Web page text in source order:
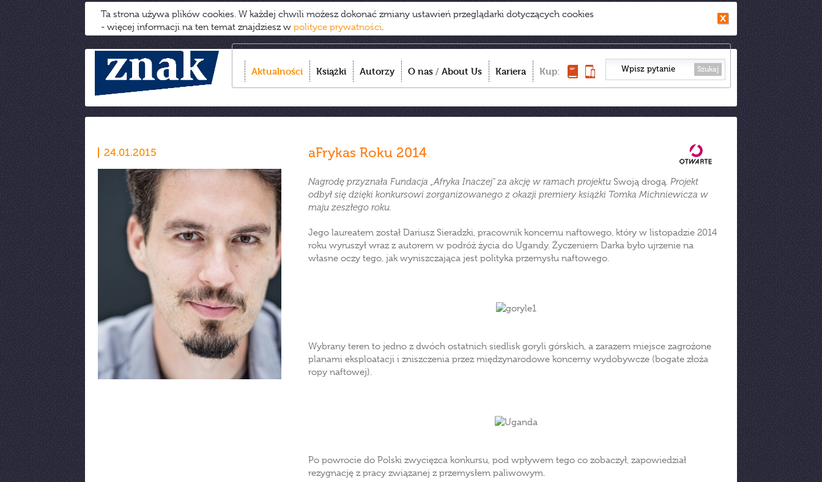
Ta strona używa plików cookies. W każdej chwili możesz dokonać zmiany ustawień przeglądarki dotyczących cookies
- więcej informacji na ten temat znajdziesz w polityce prywatności.
Aktualności Książki Autorzy O nas / About Us Kariera Kup: Szukaj
24.01.2015 aFrykas Roku 2014
Nagrodę przyznała Fundacja „Afryka Inaczej" za akcję w ramach projektu Swoją drogą. Projekt
odbył się dzięki konkursowi zorganizowanego z okazji premiery książki Tomka Michniewicza w
maju zeszłego roku.
Jego laureatem został Dariusz Sieradzki, pracownik koncernu naftowego, który w listopadzie 2014
roku wyruszył wraz z autorem w podróż życia do Ugandy. Życzeniem Darka było ujrzenie na
własne oczy tego, jak wyniszczająca jest polityka przemysłu naftowego.
Wybrany teren to jedno z dwóch ostatnich siedlisk goryli górskich, a zarazem miejsce zagrożone
planami eksploatacji i zniszczenia przez międzynarodowe koncerny wydobywcze (bogate złoża
ropy naftowej).
Po powrocie do Polski zwycięzca konkursu, pod wpływem tego co zobaczył, zapowiedział
rezygnację z pracy związanej z przemysłem paliwowym.